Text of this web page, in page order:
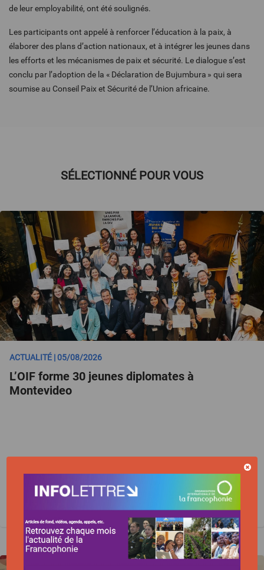
de leur employabilité, ont été soulignés.
Les participants ont appelé à renforcer l’éducation à la paix, à
élaborer des plans d’action nationaux, et à intégrer les jeunes dans
les efforts et les mécanismes de paix et sécurité. Le dialogue s’est
conclu par l’adoption de la « Déclaration de Bujumbura » qui sera
soumise au Conseil Paix et Sécurité de l’Union africaine.
SÉLECTIONNÉ POUR VOUS
ACTUALITÉ | 05/08/2026
L’OIF forme 30 jeunes diplomates à
Montevideo